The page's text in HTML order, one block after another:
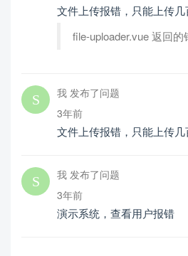
文件上传报错，只能上传
file-uploader.vue 返回的
我 发布了问题
3年前
文件上传报错，只能上传
我 发布了问题
3年前
演示系统，查看用户报错